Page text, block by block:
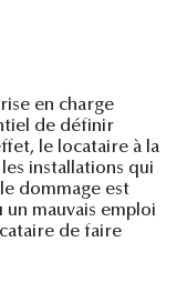
en charge
de définir
le locataire à la
installations qui
dommage est
mauvais emploi
de faire